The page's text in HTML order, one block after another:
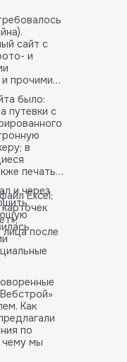
сайт с
и
прочими
было:
путевки с
в
печать
Excel;
после
и через
Как
по
чему мы